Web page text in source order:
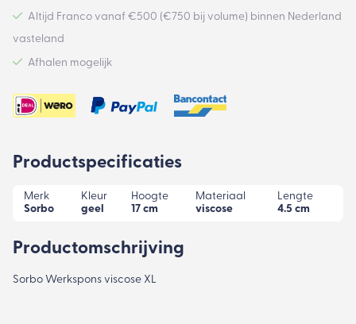
Productspecificaties
Merk
Sorbo
Kleur
geel
Hoogte
17 cm
Materiaal
viscose
Lengte
4.5 cm
Productomschrijving
Sorbo Werkspons viscose XL
Altijd Franco vanaf €500 (€750 bij volume) binnen Nederland
vasteland
Afhalen mogelijk